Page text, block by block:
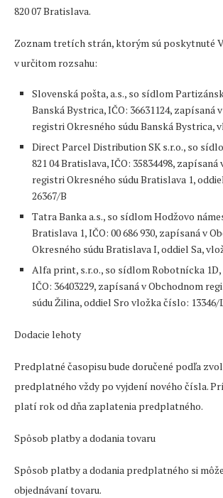
820 07 Bratislava.
Zoznam tretích strán, ktorým sú poskytnuté
v určitom rozsahu:
Slovenská pošta, a.s., so sídlom
Banská Bystrica, IČO: 36631124, zapísaná
registri Okresného súdu Banská Bystrica,
Direct Parcel Distribution SK s.r.o., so
821 04 Bratislava, IČO: 35834498,
registri Okresného súdu Bratislava 1,
26367/B
Tatra Banka a.s., so sídlom Hodžovo
Bratislava 1, IČO: 00 686 930, zapísaná v
Okresného súdu Bratislava I, oddiel Sa,
Alfa print, s.r.o., so sídlom Robotnícka 1D,
IČO: 36403229, zapísaná v Obchodnom
súdu Žilina, oddiel Sro vložka číslo: 13346/
Dodacie lehoty
Predplatné časopisu bude doručené podľa
predplatného vždy po vyjdení nového čísla.
platí rok od dňa zaplatenia predplatného.
Spôsob platby a dodania tovaru
Spôsob platby a dodania predplatného si
objednávaní tovaru.